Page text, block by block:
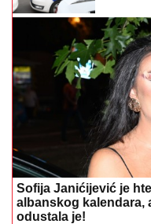
Sofija Janićijević je
albanskog kalendara,
odustala je!